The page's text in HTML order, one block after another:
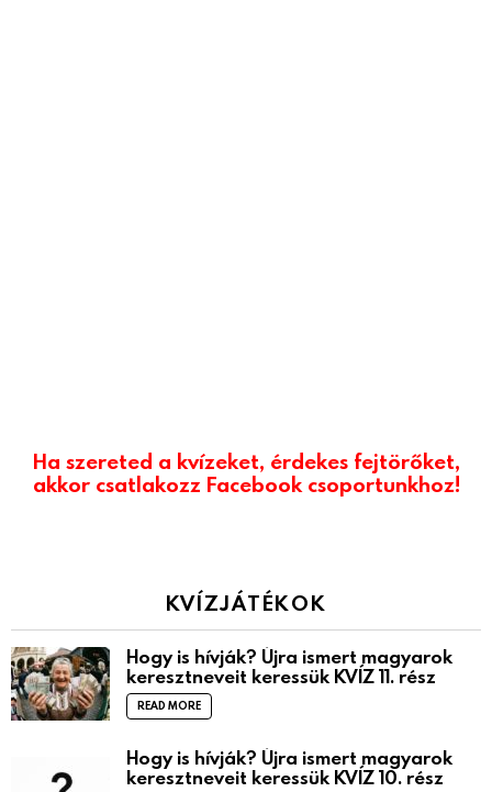
Ha szereted a kvízeket, érdekes fejtörőket,
akkor csatlakozz Facebook csoportunkhoz!
KVÍZJÁTÉKOK
Hogy is hívják? Újra ismert magyarok
keresztneveit keressük KVÍZ 11. rész
READ MORE
Hogy is hívják? Újra ismert magyarok
keresztneveit keressük KVÍZ 10. rész